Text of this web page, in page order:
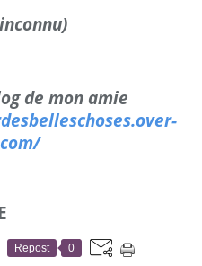
de mon amie
Repost 0